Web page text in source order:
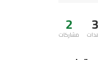
2
مشاركات